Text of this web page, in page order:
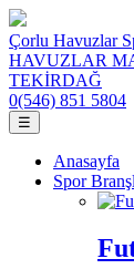
Çorlu Havuzlar
HAVUZLAR
TEKİRDAĞ
0(546) 851 5804
☰
Anasayfa
Spor